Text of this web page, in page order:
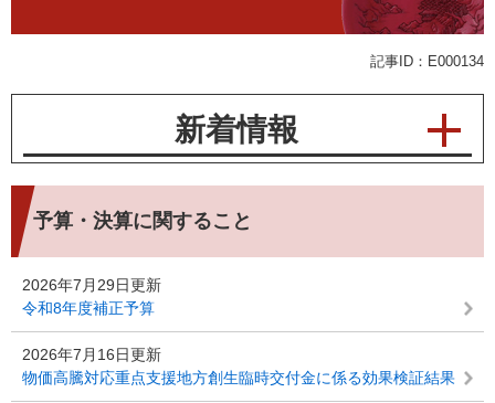
記事ID：E000134
新着情報
予算・決算に関すること
2026年7月29日更新
令和8年度補正予算
2026年7月16日更新
物価高騰対応重点支援地方創生臨時交付金に係る効果検証結果